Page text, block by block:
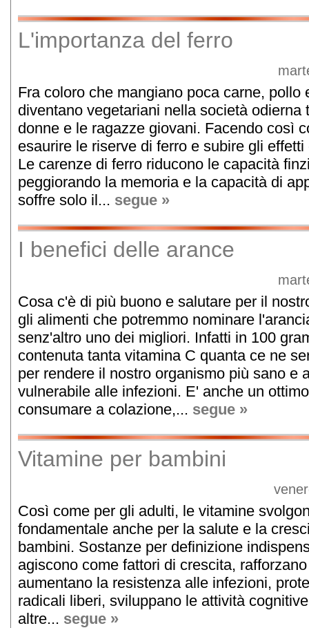
L'importanza del ferro
Fra coloro che mangiano poca carne, pollo
diventano vegetariani nella società odierna
donne e le ragazze giovani. Facendo così
esaurire le riserve di ferro e subire gli
Le carenze di ferro riducono le capacità
peggiorando la memoria e la capacità di
soffre solo il... segue »
I benefici delle arance
Cosa c'è di più buono e salutare per il
gli alimenti che potremmo nominare
senz'altro uno dei migliori. Infatti in 100
contenuta tanta vitamina C quanta ce ne
per rendere il nostro organismo più sano e
vulnerabile alle infezioni. E' anche un
consumare a colazione,... segue »
Vitamine per bambini
Così come per gli adulti, le vitamine
fondamentale anche per la salute e la
bambini. Sostanze per definizione
agiscono come fattori di crescita,
aumentano la resistenza alle infezioni,
radicali liberi, sviluppano le attività
altre... segue »